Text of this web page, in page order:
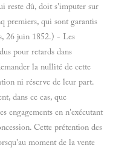
reste dû, doit s'imputer sur
premiers, qui sont garantis
26 juin 1852.) - Les
pour retards dans
la nullité de cette
ni réserve de leur part.
dans ce cas, que
engagements en n'exécutant
Cette prétention des
moment de la vente